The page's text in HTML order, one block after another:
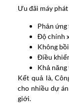
Ưu đãi máy
Phản
Độ chính
Không
Điều
Khả
Kết quả là,
cho nhiều dự
giới.